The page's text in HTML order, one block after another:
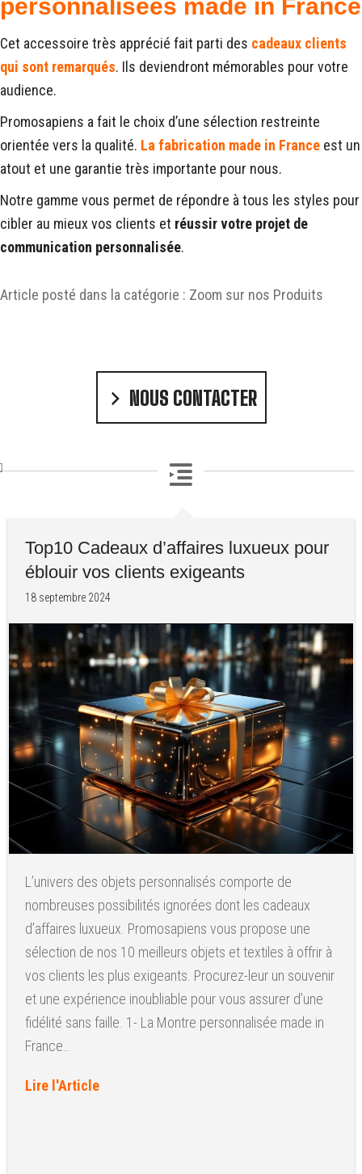
personnalisées made in France
Cet accessoire très apprécié fait parti des cadeaux clients
qui sont remarqués. Ils deviendront mémorables pour votre
audience.
Promosapiens a fait le choix d’une sélection restreinte
orientée vers la qualité. La fabrication made in France est un
atout et une garantie très importante pour nous.
Notre gamme vous permet de répondre à tous les styles pour
cibler au mieux vos clients et réussir votre projet de
communication personnalisée.
Article posté dans la catégorie : Zoom sur nos Produits
NOUS CONTACTER
Top10 Cadeaux d’affaires luxueux pour
éblouir vos clients exigeants
18 septembre 2024
L’univers des objets personnalisés comporte de
nombreuses possibilités ignorées dont les cadeaux
d’affaires luxueux. Promosapiens vous propose une
sélection de nos 10 meilleurs objets et textiles à offrir à
vos clients les plus exigeants. Procurez-leur un souvenir
et une expérience inoubliable pour vous assurer d’une
fidélité sans faille. 1- La Montre personnalisée made in
France…
Lire l'Article